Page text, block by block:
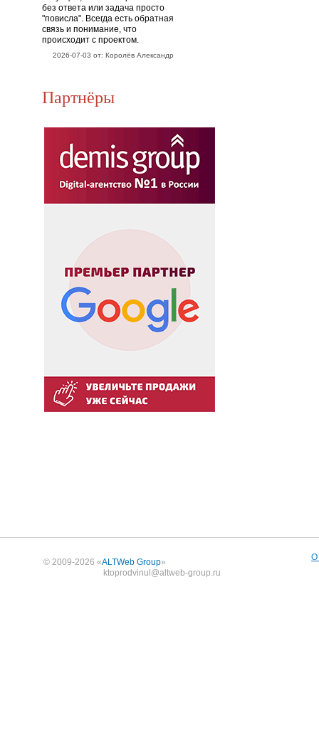
без ответа или задача просто
"повисла". Всегда есть обратная
связь и понимание, что
происходит с проектом.
2026-07-03 от: Королёв Александр
Партнёры
© 2009-2026 «ALTWeb Group»
ktoprodvinul@altweb-group.ru
О